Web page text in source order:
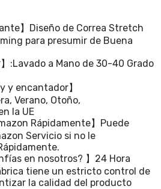
】Diseño de Correa Stretch
para presumir de Buena
:Lavado a Mano de 30-40 Grado
y encantador】
Verano, Otoño,
la UE
Rápidamente】Puede
Servicio si no le
en nosotros? 】24 Hora
tiene un estricto control de
la calidad del producto